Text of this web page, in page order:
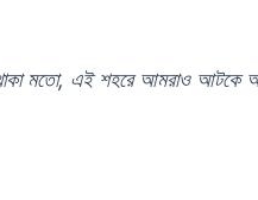
মতো, এই শহরে আমরাও আটকে